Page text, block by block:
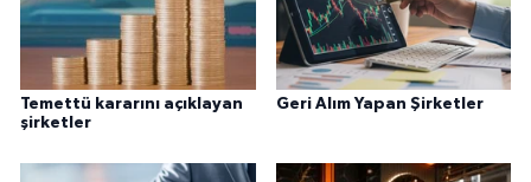
Temettü kararını açıklayan
şirketler
Geri Alım Yapan Şirketler